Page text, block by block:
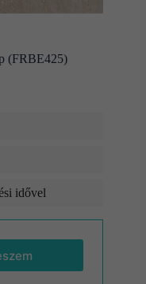
(FRBE425)
idővel